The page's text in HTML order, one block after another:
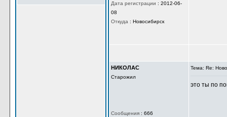
Дата регистрации : 2012-06-
08
Откуда : Новосибирск
НИКОЛАС
Старожил
Сообщения: 666
Тема: Re:
это ты по